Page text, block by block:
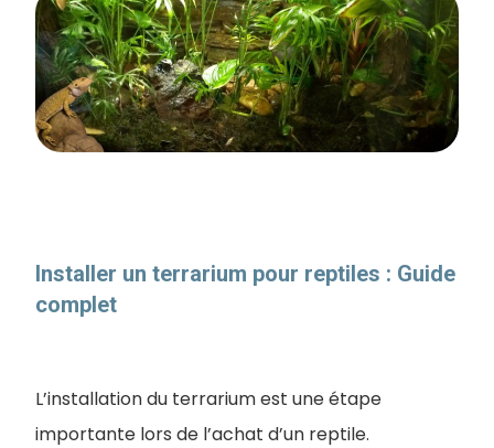
Installer un terrarium pour reptiles : Guide
complet
L’installation du terrarium est une étape
importante lors de l’achat d’un reptile.